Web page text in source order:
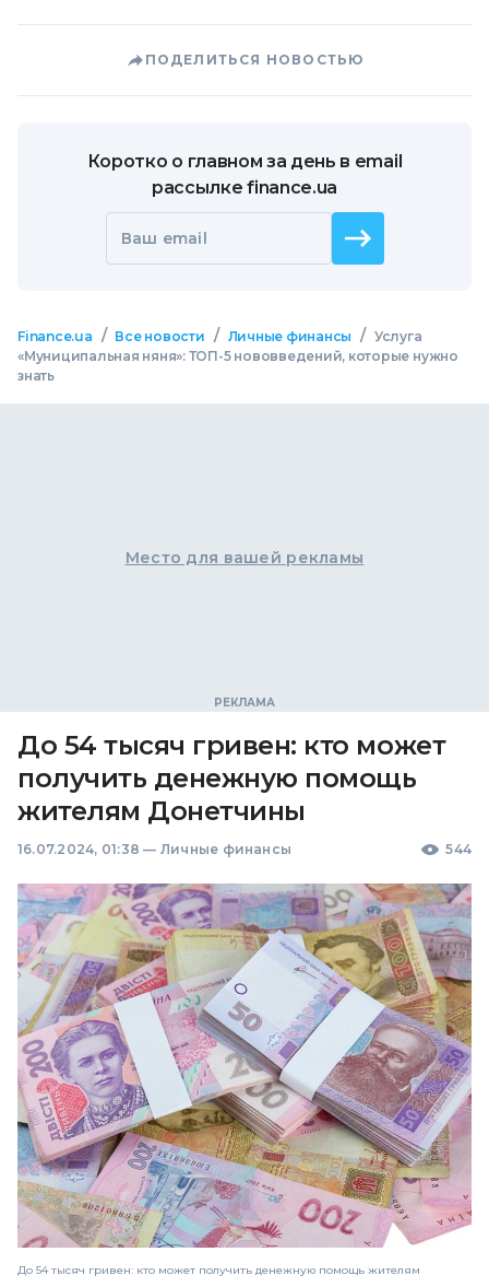
ПОДЕЛИТЬСЯ НОВОСТЬЮ
Коротко о главном за день в email
рассылке finance.ua
Ваш email
Finance.ua / Все новости / Личные финансы / Услуга
«Муниципальная няня»: ТОП-5 нововведений, которые нужно
знать
Место для вашей рекламы
До 54 тысяч гривен: кто может
получить денежную помощь
жителям Донетчины
16.07.2024, 01:38 — Личные финансы 544
До 54 тысяч гривен: кто может получить денежную помощь жителям